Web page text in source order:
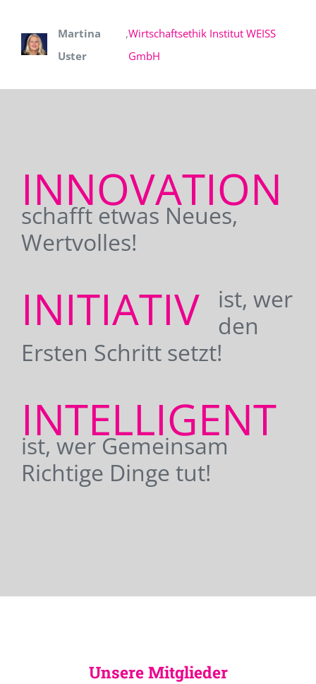
Martina
Uster
,Wirtschaftsethik Institut WEISS
GmbH
INNOVATION
schafft etwas Neues,
Wertvolles!
INITIATIV
ist, wer
den
Ersten Schritt setzt!
INTELLIGENT
ist, wer Gemeinsam
Richtige Dinge tut!
Unsere Mitglieder